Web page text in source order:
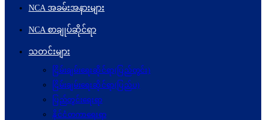
NCA အခမ်းအနားများ
NCA စာချုပ်ဆိုင်ရာ
သတင်းများ
ငြိမ်းချမ်းရေးဆိုင်ရာ(ပြည်တွင်း)
ငြိမ်းချမ်းရေးဆိုင်ရာ(ပြည်ပ)
ပြည်တွင်းရေးရာ
နိုင်ငံတကာရေးရာ